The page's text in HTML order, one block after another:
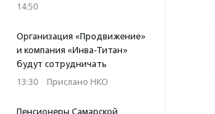
14:50
Организация «Продвижение»
и компания «Инва-Титан»
будут сотрудничать
13:30 · Прислано НКО
Пенсионеры Самарской